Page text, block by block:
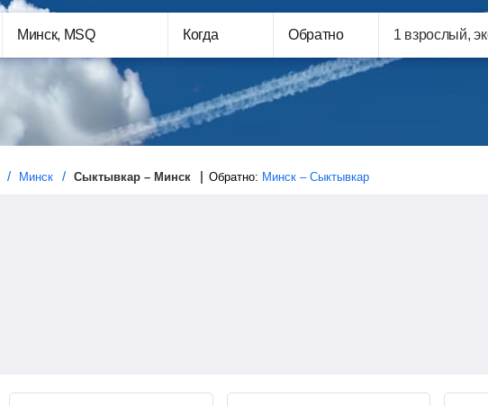
Когда Обратно
Минск Сыктывкар – Минск Обратно: Минск – Сыктывкар